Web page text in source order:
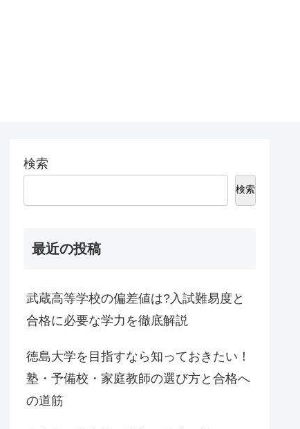
検索
検索
最近の投稿
武蔵高等学校の偏差値は?入試難易度と
合格に必要な学力を徹底解説
徳島大学を目指すなら知っておきたい！
塾・予備校・家庭教師の選び方と合格へ
の道筋